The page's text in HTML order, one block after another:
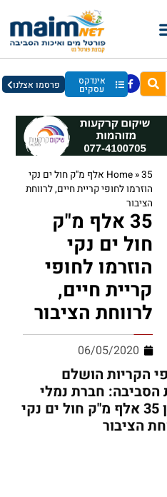
אינדקס
עסקים פרסמו אצלנו
Home »
35 אלף מ"ק חול ים נקי
הוזרמו לחופי קריית חיים, לרווחת
הציבור
35 אלף מ"ק
חול ים נקי
הוזרמו לחופי
קריית חיים,
לרווחת הציבור
06/05/2020
הקריות הושלם
הסביבה: חברת נמלי
ישראל הזרימה כמתוכנן 35 אלף מ"ק חול ים נקי
הציבור